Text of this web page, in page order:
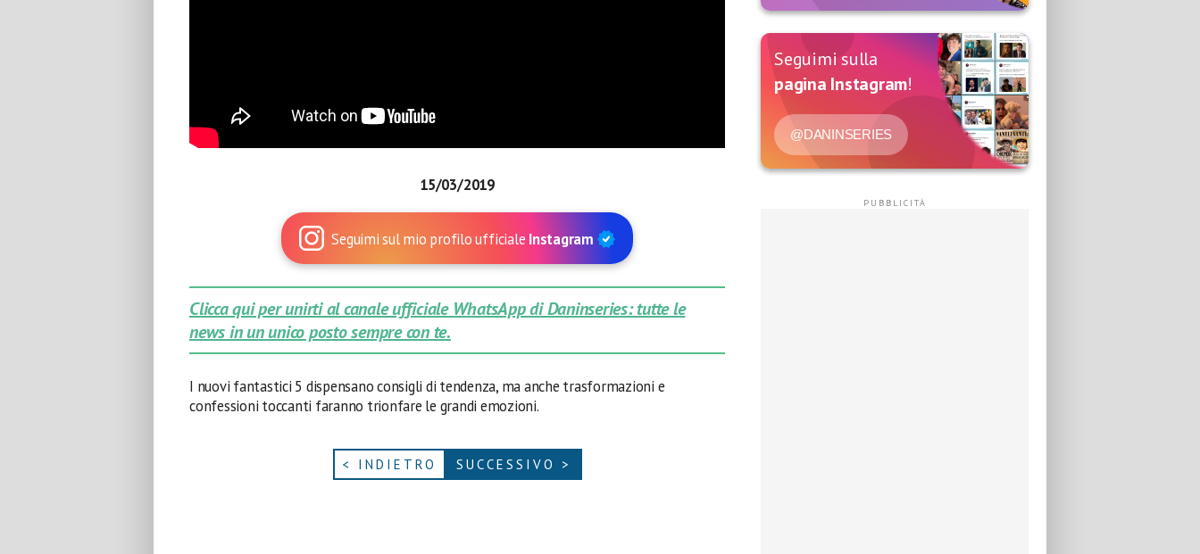
15/03/2019
Seguimi sul mio profilo ufficiale Instagram
Clicca qui per unirti al canale ufficiale WhatsApp di Daninseries: tutte le
news in un unico posto sempre con te.
I nuovi fantastici 5 dispensano consigli di tendenza, ma anche trasformazioni e
confessioni toccanti faranno trionfare le grandi emozioni.
< INDIETRO SUCCESSIVO >
Seguimi sulla
pagina Instagram!
@DANINSERIES